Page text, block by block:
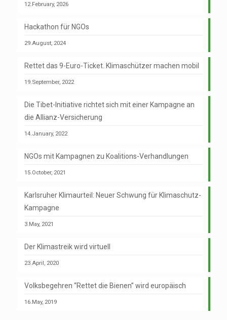
12.February, 2026
Hackathon für NGOs
29.August, 2024
Rettet das 9-Euro-Ticket. Klimaschützer machen mobil
19.September, 2022
Die Tibet-Initiative richtet sich mit einer Kampagne an
die Allianz-Versicherung
14.January, 2022
NGOs mit Kampagnen zu Koalitions-Verhandlungen
15.October, 2021
Karlsruher Klimaurteil: Neuer Schwung für Klimaschutz-
Kampagne
3.May, 2021
Der Klimastreik wird virtuell
23.April, 2020
Volksbegehren “Rettet die Bienen” wird europäisch
16.May, 2019